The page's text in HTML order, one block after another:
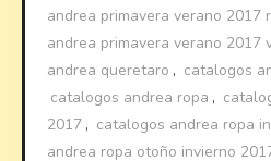
andrea primavera verano 2017
andrea primavera verano 2017
andrea queretaro , catalogos
catalogos andrea ropa ,
2017 , catalogos andrea ropa
andrea ropa otoño invierno